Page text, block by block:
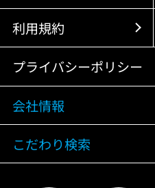
利用規約
プライバシーポリシー
会社情報
こだわり検索